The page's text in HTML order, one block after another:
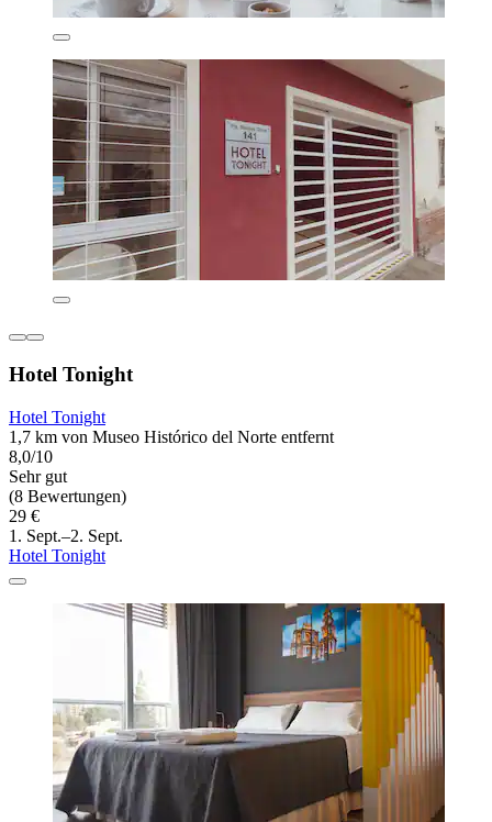
Hotel Tonight
Hotel Tonight
1,7 km von Museo Histórico del Norte entfernt
8,0/10
Sehr gut
(8 Bewertungen)
29 €
1. Sept.–2. Sept.
Hotel Tonight